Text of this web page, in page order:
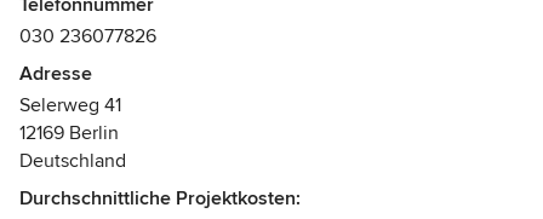
europäischen sowie außereuropäischen Ausland.
Auszeichnungen:
UPC/IPC
Trusted Shops
Telefonnummer
030 236077826
Adresse
Selerweg 41
12169 Berlin
Deutschland
Durchschnittliche Projektkosten: